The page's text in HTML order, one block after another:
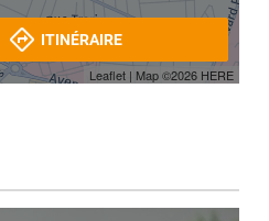
Leaflet | Map ©2026 HERE
ITINÉRAIRE